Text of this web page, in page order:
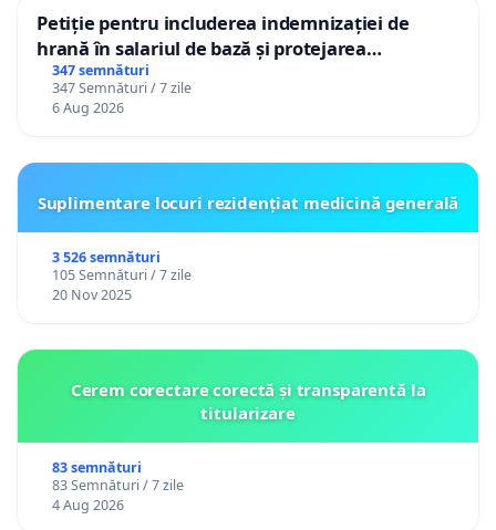
Petiție pentru includerea indemnizației de
hrană în salariul de bază și protejarea
gradațiilor de vechime pentru asistenții
personali
347 semnături
347 Semnături / 7 zile
6 Aug 2026
Suplimentare locuri rezidențiat medicină generală
3 526 semnături
105 Semnături / 7 zile
20 Nov 2025
Cerem corectare corectă și transparentă la
titularizare
83 semnături
83 Semnături / 7 zile
4 Aug 2026